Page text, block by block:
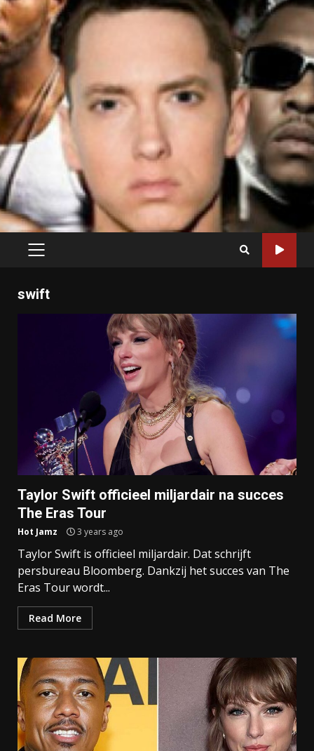
PRIMARY
swift
Taylor Swift officieel miljardair na succes
The Eras Tour
Hot Jamz 3 years ago
Taylor Swift is officieel miljardair. Dat schrijft
persbureau Bloomberg. Dankzij het succes van The
Eras Tour wordt...
Read More